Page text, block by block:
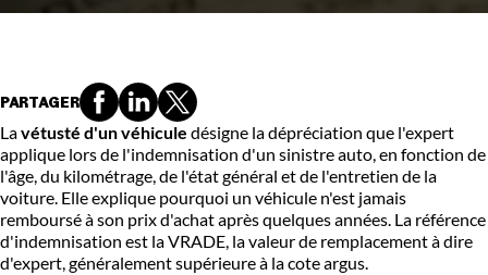
Lavétusté d'un véhicule désigne la dépréciation que l'expert
applique lors de l'indemnisation d'un sinistre auto, en fonction de
l'âge, du kilométrage, de l'état général et de l'entretien de la
voiture. Elle explique pourquoi un véhicule n'est jamais
remboursé à son prix d'achat après quelques années. La référence
d'indemnisation est la VRADE, la valeur de remplacement à dire
d'expert, généralement supérieure à la cote argus.
PARTAGER